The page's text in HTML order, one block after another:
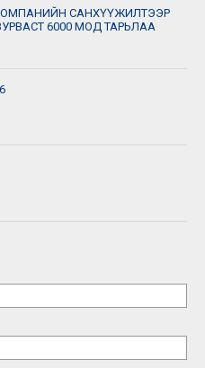
САНХҮҮЖИЛТЭЭР
6000 МОД ТАРЬЛАА